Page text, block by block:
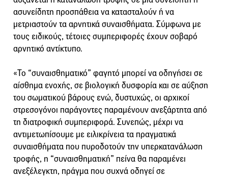
ασυνείδητη προσπάθεια να κατασταλούν ή να
μετριαστούν τα αρνητικά συναισθήματα. Σύμφωνα με
τους ειδικούς, τέτοιες συμπεριφορές έχουν σοβαρό
αρνητικό αντίκτυπο.
«Το “συναισθηματικό” φαγητό μπορεί να οδηγήσει σε
αίσθημα ενοχής, σε βιολογική δυσφορία και σε αύξηση
του σωματικού βάρους ενώ, δυστυχώς, οι αρχικοί
στρεσογόνοι παράγοντες παραμένουν ανεξάρτητα από
τη διατροφική συμπεριφορά. Συνεπώς, μέχρι να
αντιμετωπίσουμε με ειλικρίνεια τα πραγματικά
συναισθήματα που πυροδοτούν την υπερκατανάλωση
τροφής, η “συναισθηματική” πείνα θα παραμένει
ανεξέλεγκτη, πράγμα που συχνά οδηγεί σε